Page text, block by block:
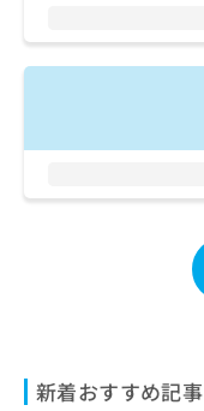
新着おすすめ記事
問
い
ち